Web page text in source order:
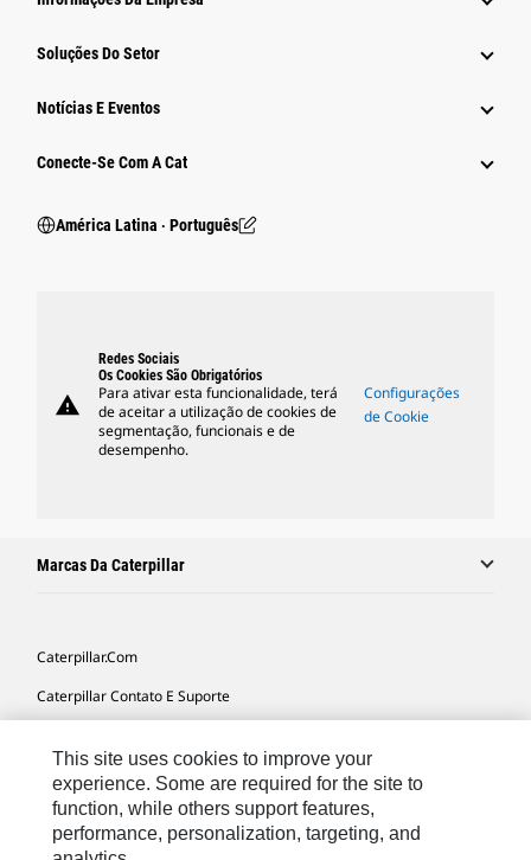
Soluções Do Setor
Notícias E Eventos
Conecte-Se Com A Cat
América Latina ‧ Português
warning
Redes Sociais
Os Cookies São Obrigatórios
Para ativar esta funcionalidade, terá
de aceitar a utilização de cookies de
segmentação, funcionais e de
desempenho.
Configurações
de Cookie
Marcas Da Caterpillar
Caterpillar.com
Caterpillar Contato E Suporte
Mapa Do Local
Cookie Settings
Legal
This site uses cookies to improve your
experience. Some are required for the site to
function, while others support features,
performance, personalization, targeting, and